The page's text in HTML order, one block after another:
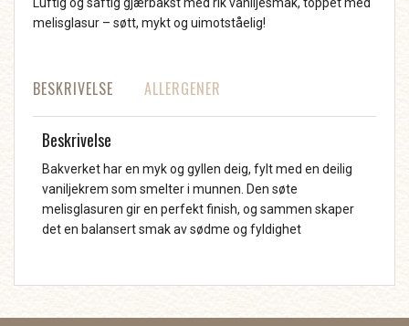
melisglasur – søtt, mykt og uimotståelig!
BESKRIVELSE ALLERGENER
Beskrivelse
Bakverket har en myk og gyllen deig, fylt med en deilig
vaniljekrem som smelter i munnen. Den søte
melisglasuren gir en perfekt finish, og sammen skaper
det en balansert smak av sødme og fyldighet